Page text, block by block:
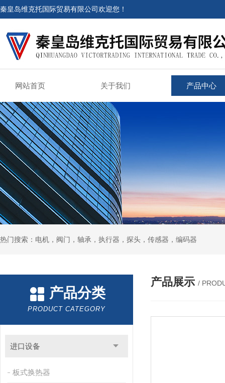
秦皇岛维克托国际贸易有限公司欢迎您！
网站首页 关于我们 产品中心
热门搜索：电机，阀门，轴承，执行器，探头，传感器，编码器
产品分类
PRODUCT CATEGORY
进口设备
板式换热器
产品展示 /